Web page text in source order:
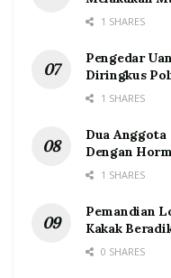
1 SHARES
Pengedar
Diringkus
1 SHARES
Dua
Dengan
1 SHARES
Pemandian
Kakak
0 SHARES